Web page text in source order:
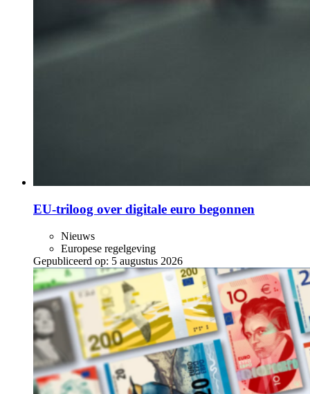
EU-triloog over digitale euro begonnen
Nieuws
Europese regelgeving
Gepubliceerd op: 5 augustus 2026